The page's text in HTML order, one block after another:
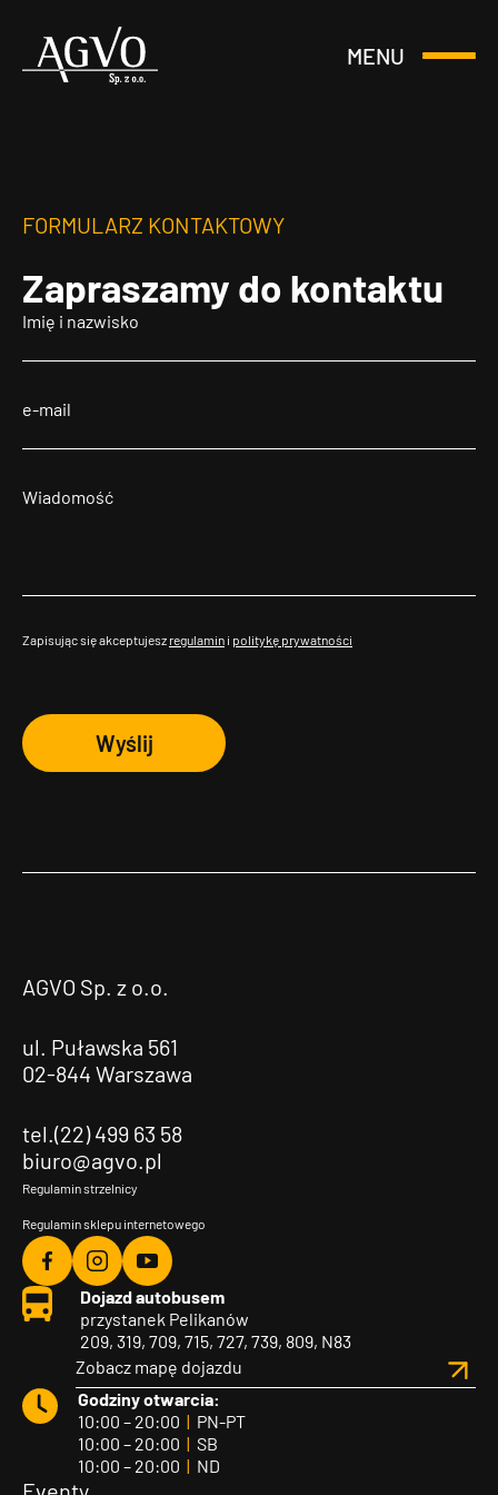
Header
MENU
Otwórz
FORMULARZ KONTAKTOWY
Zapraszamy do kontaktu
Zapisując się akceptujesz regulamin i politykę prywatności
Wyślij
AGVO Sp. z o.o.
ul. Puławska 561
02-844 Warszawa
tel.(22) 499 63 58
biuro@agvo.pl
Regulamin strzelnicy
Regulamin sklepu internetowego
Agvo
Facebook
Agvo
Instagram
Agvo
YouTube
Dojazd autobusem
przystanek Pelikanów
209, 319, 709, 715, 727, 739, 809, N83
Zobacz mapę dojazdu
Godziny otwarcia:
10:00 – 20:00 | PN-PT
10:00 – 20:00 | SB
10:00 – 20:00 | ND